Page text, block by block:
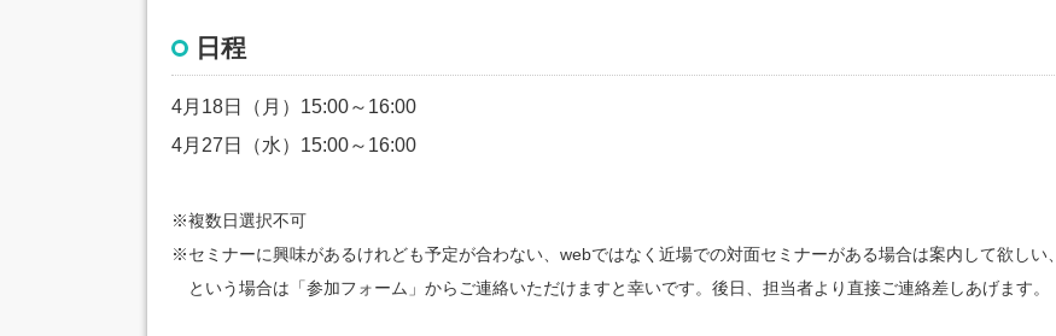
日程
4月18日（月）15:00～16:00
4月27日（水）15:00～16:00
※複数日選択不可
※セミナーに興味があるけれども予定が合わない、webではなく近場での対面セミナーがある場合は案内して欲しい、
という場合は「参加フォーム」からご連絡いただけますと幸いです。後日、担当者より直接ご連絡差しあげます。